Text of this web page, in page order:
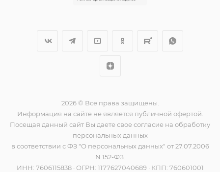
2026 © Все права защищены.
Информация на сайте не является публичной офертой.
Посещая данный сайт Вы даете свое согласие на обработку
персональных данных
в соответствии с ФЗ "О персональных данных" от 27.07.2006
N 152-ФЗ.
ИНН: 7606115838 · ОГРН: 1177627040689 · КПП: 760601001